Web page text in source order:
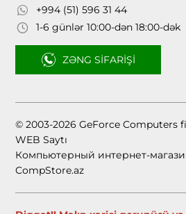
+994 (51) 596 31 44
1-6 günlər 10:00-dən 18:00-dək
ZƏNG SIFARIŞI
© 2003-2026 GeForce Computers
WEB Saytı
Компьютерный интернет-
CompStore.az